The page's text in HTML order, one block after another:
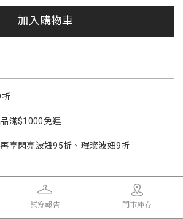
加入購物車
滿$1000免運
享閃亮波妞95折、璀璨波妞9折
試穿報告 門市庫存